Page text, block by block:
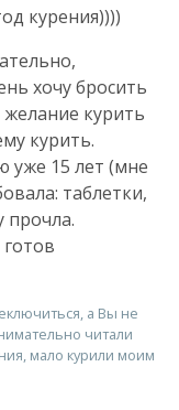
курения))))
хочу бросить
курить
курить.
уже 15 лет (мне
таблетки,
прочла.
а Вы не
читали
мало курили моим